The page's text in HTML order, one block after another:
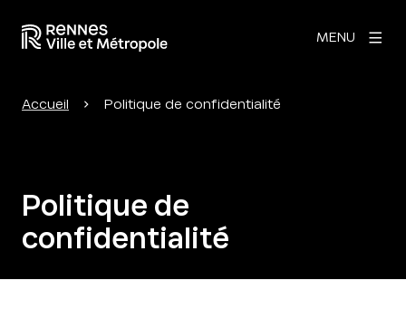
MENU
Accueil Politique de confidentialité
Politique de
confidentialité